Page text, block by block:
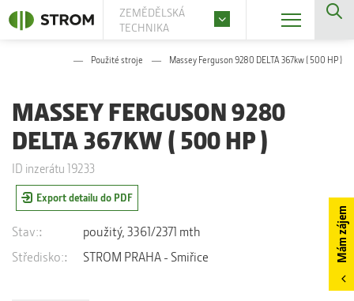
ZEMĚDĚLSKÁ
TECHNIKA
Použité stroje Massey Ferguson 9280 DELTA 367kw ( 500 HP )
Mám zájem
MASSEY FERGUSON 9280
DELTA 367KW ( 500 HP )
ID inzerátu 19233
Export detailu do PDF
Stav:
použitý, 3361/2371 mth
Středisko:
STROM PRAHA - Smiřice